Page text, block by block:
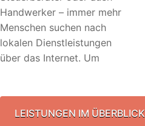
Handwerker – immer mehr
Menschen suchen nach
lokalen Dienstleistungen
über das Internet. Um
LEISTUNGEN IM ÜBERBLICK